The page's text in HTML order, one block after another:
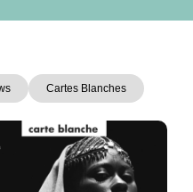
Cartes Blanches
Page